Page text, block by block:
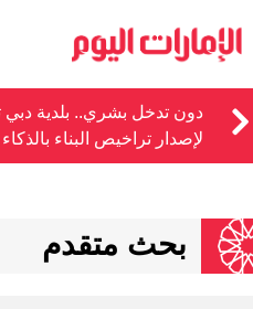
دون تدخل بشري.. بلدية دبي
لإصدار تراخيص البناء
بحث متقدم